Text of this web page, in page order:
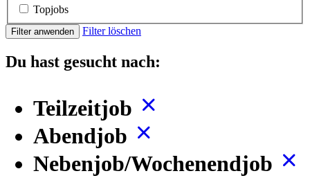
Topjobs
Filter anwenden Filter löschen
Du hast gesucht nach:
Teilzeitjob
Abendjob
Nebenjob/Wochenendjob